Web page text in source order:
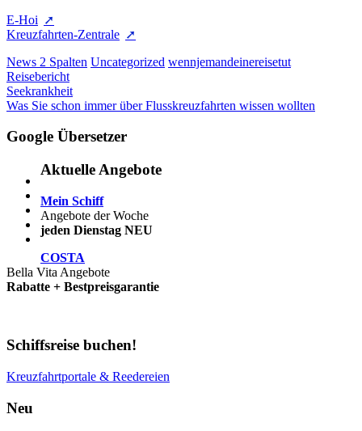
E-Hoi
Kreuzfahrten-Zentrale
News 2 Spalten Uncategorized wennjemandeinereisetut
Reisebericht
Beitragsnavigation
Vorheriger
Beitrag:
Seekrankheit
Nächster
Was Sie schon immer über Flusskreuzfahrten wissen wollten
Google Übersetzer
Aktuelle Angebote
Mein Schiff
Angebote der Woche
jeden Dienstag NEU
COSTA
Bella Vita Angebote
Rabatte + Bestpreisgarantie
Schiffsreise buchen!
Kreuzfahrtportale & Reedereien
Neu